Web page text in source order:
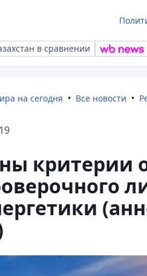
в сравнении
на сегодня Все новости
критерии